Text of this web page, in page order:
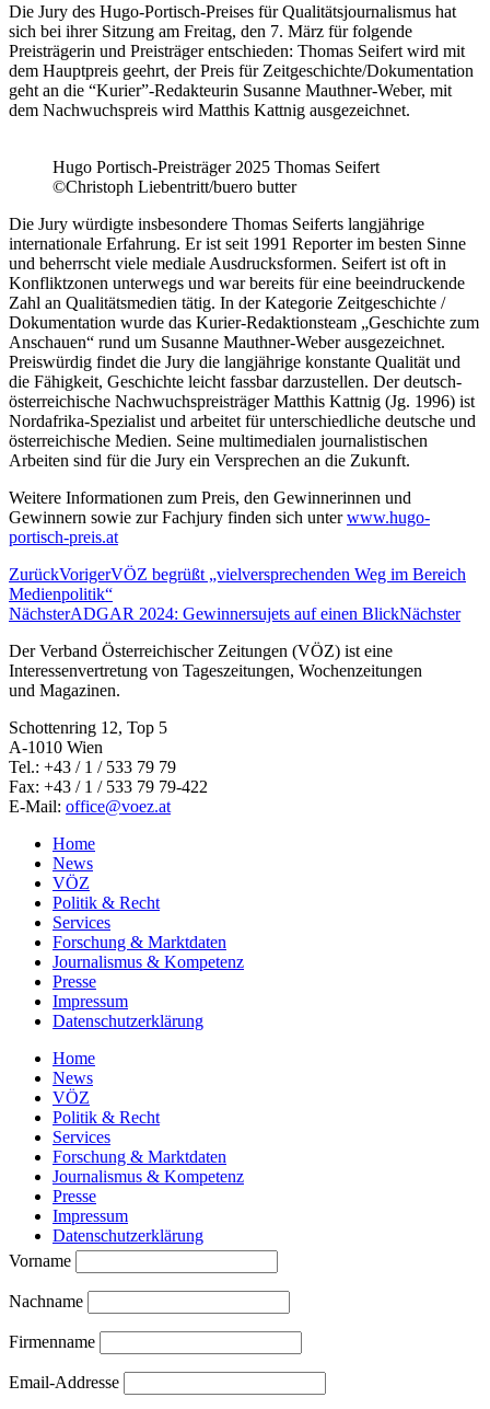
Die Jury des Hugo-Portisch-Preises für Qualitätsjournalismus hat
sich bei ihrer Sitzung am Freitag, den 7. März für folgende
Preisträgerin und Preisträger entschieden: Thomas Seifert wird mit
dem Hauptpreis geehrt, der Preis für Zeitgeschichte/Dokumentation
geht an die “Kurier”-Redakteurin Susanne Mauthner-Weber, mit
dem Nachwuchspreis wird Matthis Kattnig ausgezeichnet.
Hugo Portisch-Preisträger 2025 Thomas Seifert
©Christoph Liebentritt/buero butter
Die Jury würdigte insbesondere Thomas Seiferts langjährige
internationale Erfahrung. Er ist seit 1991 Reporter im besten Sinne
und beherrscht viele mediale Ausdrucksformen. Seifert ist oft in
Konfliktzonen unterwegs und war bereits für eine beeindruckende
Zahl an Qualitätsmedien tätig. In der Kategorie Zeitgeschichte /
Dokumentation wurde das Kurier-Redaktionsteam „Geschichte zum
Anschauen“ rund um Susanne Mauthner-Weber ausgezeichnet.
Preiswürdig findet die Jury die langjährige konstante Qualität und
die Fähigkeit, Geschichte leicht fassbar darzustellen. Der deutsch-
österreichische Nachwuchspreisträger Matthis Kattnig (Jg. 1996) ist
Nordafrika-Spezialist und arbeitet für unterschiedliche deutsche und
österreichische Medien. Seine multimedialen journalistischen
Arbeiten sind für die Jury ein Versprechen an die Zukunft.
Weitere Informationen zum Preis, den Gewinnerinnen und
Gewinnern sowie zur Fachjury finden sich unterwww.hugo-
portisch-preis.at
ZurückVorigerVÖZ begrüßt „vielversprechenden Weg im Bereich
Medienpolitik“
NächsterADGAR 2024: Gewinnersujets auf einen BlickNächster
Der Verband Österreichischer Zeitungen (VÖZ) ist eine
Interessenvertretung von Tageszeitungen, Wochenzeitungen
und Magazinen.
Schottenring 12, Top 5
A-1010 Wien
Tel.: +43 / 1 / 533 79 79
Fax: +43 / 1 / 533 79 79-422
E-Mail: office@voez.at
Home
News
VÖZ
Politik & Recht
Services
Forschung & Marktdaten
Journalismus & Kompetenz
Presse
Impressum
Datenschutzerklärung
Home
News
VÖZ
Politik & Recht
Services
Forschung & Marktdaten
Journalismus & Kompetenz
Presse
Impressum
Datenschutzerklärung
Vorname
Nachname
Firmenname
Email-Addresse